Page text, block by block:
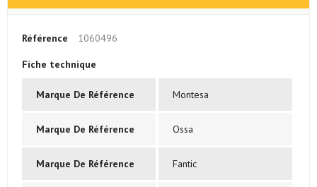
Référence 1060496
Fiche technique
Marque De Référence Montesa
Marque De Référence Ossa
Marque De Référence Fantic